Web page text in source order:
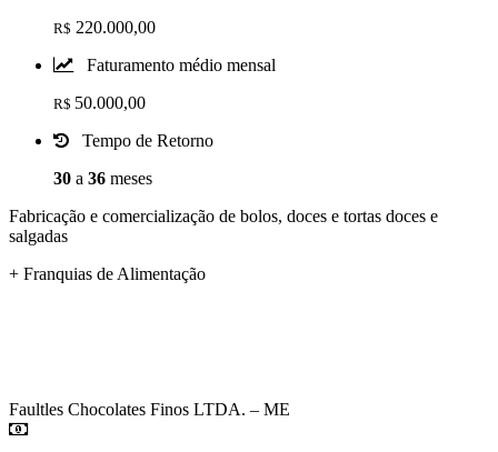
R$ 220.000,00
Faturamento médio mensal
R$ 50.000,00
Tempo de Retorno
30 a 36 meses
Fabricação e comercialização de bolos, doces e tortas doces e
salgadas
+ Franquias de Alimentação
Faultles Chocolates Finos LTDA. – ME